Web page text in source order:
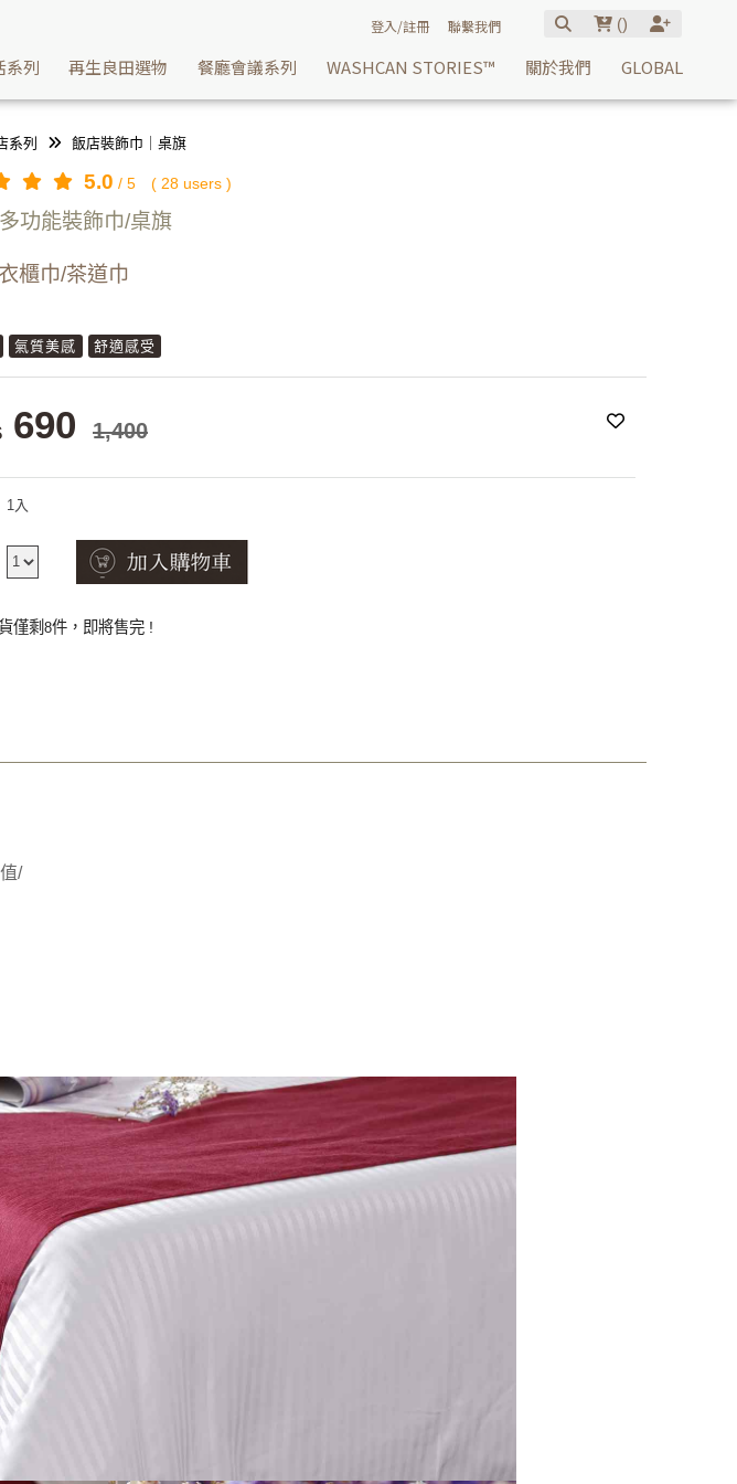
/浪殤紅 | Washcan瓦士肯
登入/註冊 聯繫我們 ()
系列 再生良田選物 餐廳會議系列 WASHCAN STORIES™ 關於我們 GLOBAL
系列 飯店裝飾巾｜桌旗
5.0 / 5 ( 28 users )
功能裝飾巾/桌旗
櫃巾/茶道巾
氣質美感 舒適感受
690 1,400
1入
僅剩 8件，即將售完 !
/